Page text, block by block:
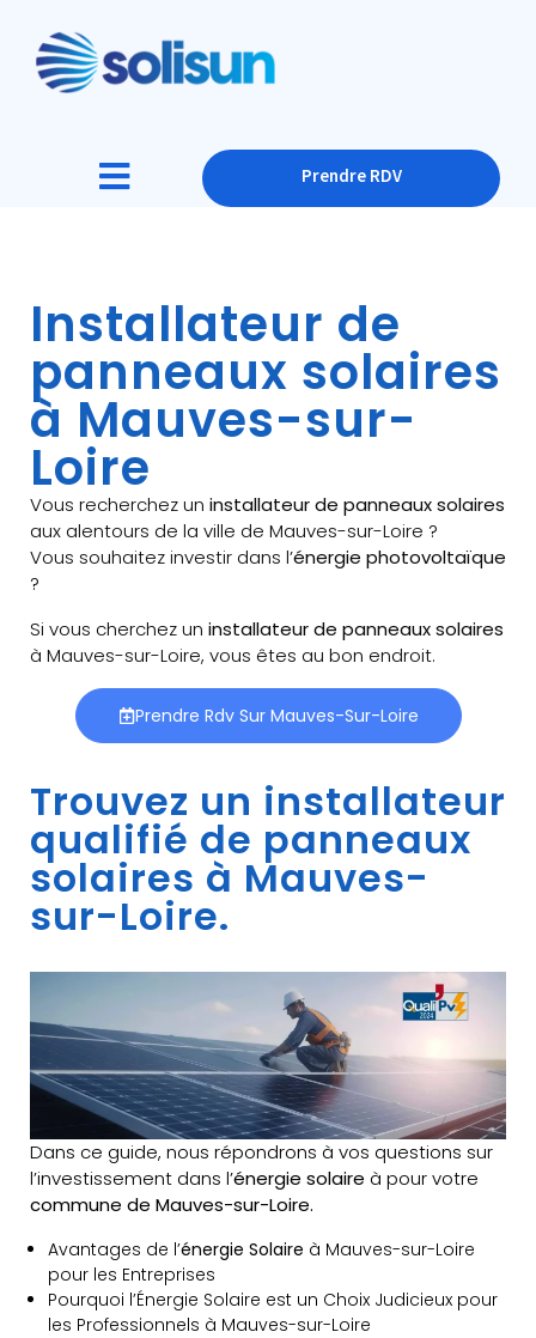
Prendre RDV
Installateur de
panneaux solaires
à Mauves-sur-
Loire
Vous recherchez un installateur de panneaux solaires
aux alentours de la ville de Mauves-sur-Loire ?
Vous souhaitez investir dans l’énergie photovoltaïque
?
Si vous cherchez un installateur de panneaux solaires
à Mauves-sur-Loire, vous êtes au bon endroit.
Prendre Rdv Sur Mauves-Sur-Loire
Trouvez un installateur
qualifié de panneaux
solaires à Mauves-
sur-Loire.
Dans ce guide, nous répondrons à vos questions sur
l’investissement dans l’énergie solaire à pour votre
commune de Mauves-sur-Loire.
Avantages de l’énergie Solaire à Mauves-sur-Loire
pour les Entreprises
Pourquoi l’Énergie Solaire est un Choix Judicieux pour
les Professionnels à Mauves-sur-Loire